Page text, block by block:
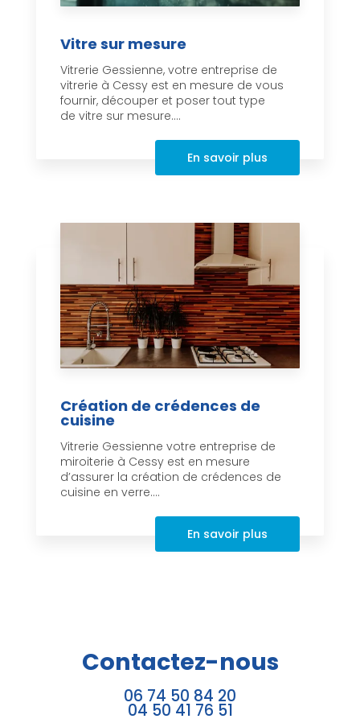
Vitre sur mesure
Vitrerie Gessienne, votre entreprise de
vitrerie à Cessy est en mesure de vous
fournir, découper et poser tout type
de vitre sur mesure....
En savoir plus
Création de crédences de
cuisine
Vitrerie Gessienne votre entreprise de
miroiterie à Cessy est en mesure
d’assurer la création de crédences de
cuisine en verre....
En savoir plus
Contactez-nous
06 74 50 84 20
04 50 41 76 51